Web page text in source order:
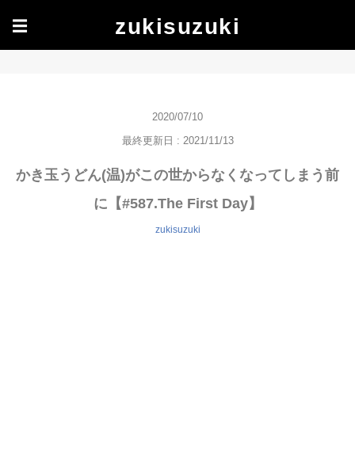
☰ zukisuzuki
2020/07/10
最終更新日 : 2021/11/13
かき玉うどん(温)がこの世からなくなってしまう前
に【#587.The First Day】
zukisuzuki